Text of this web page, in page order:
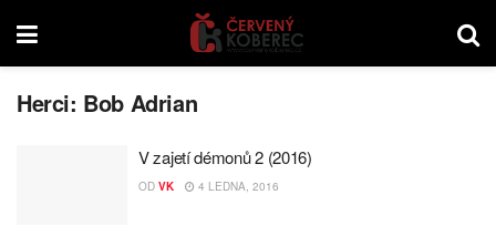
Herci: Bob Adrian
V zajetí démonů 2 (2016)
OD VK 4 LEDNA, 2016